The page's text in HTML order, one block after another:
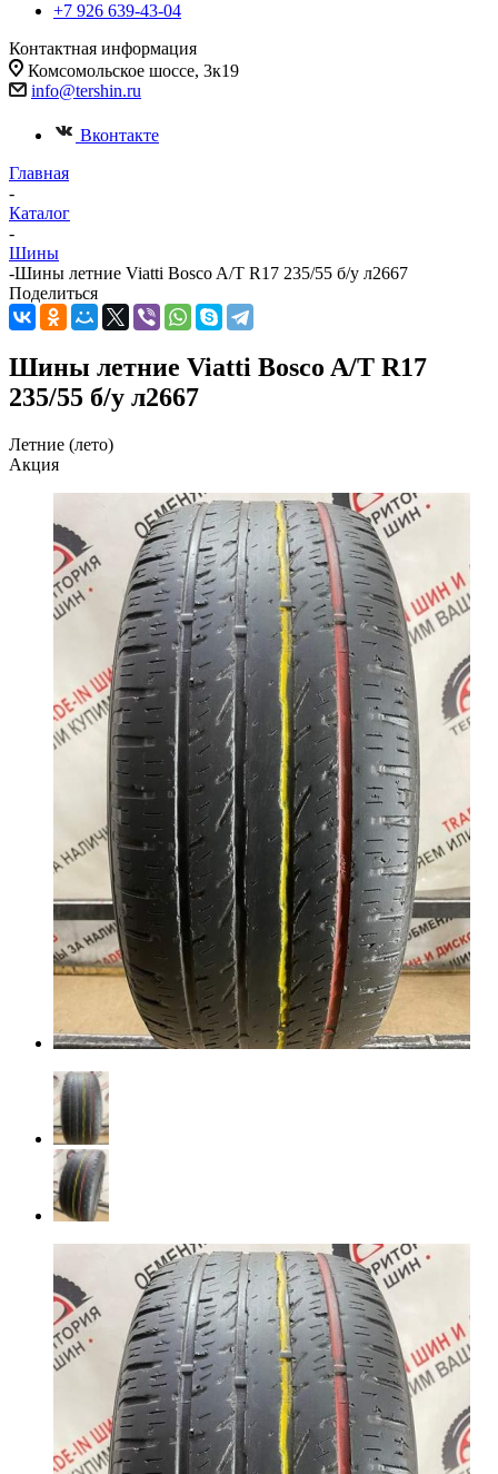
+7 926 639-43-04
Контактная информация
Комсомольское шоссе, 3к19
info@tershin.ru
Вконтакте
Главная
-
Каталог
-
Шины
-Шины летние Viatti Bosco A/T R17 235/55 б/у л2667
Поделиться
Шины летние Viatti Bosco A/T R17
235/55 б/у л2667
Летние (лето)
Акция